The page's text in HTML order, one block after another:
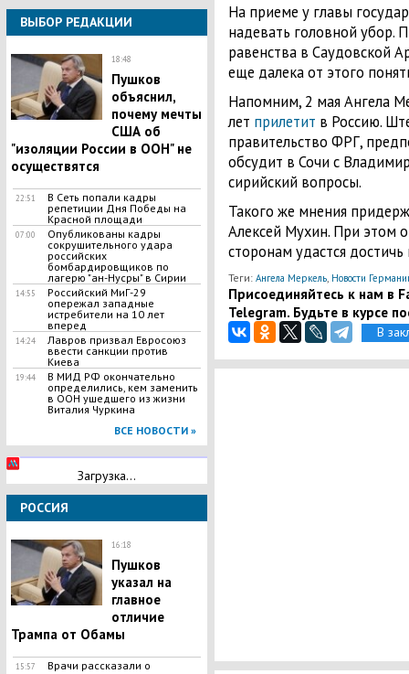
ВЫБОР РЕДАКЦИИ
18:48
Пушков
объяснил,
почему мечты
США об
"изоляции России в ООН" не
осуществятся
22:51
В Сеть попали кадры
репетиции Дня Победы на
Красной площади
07:00
Опубликованы кадры
сокрушительного удара
российских
бомбардировщиков по
лагерю "ан-Нусры" в Сирии
14:55
Российский МиГ-29
опережал западные
истребители на 10 лет
вперед
14:24
Лавров призвал Евросоюз
ввести санкции против
Киева
19:44
В МИД РФ окончательно
определились, кем заменить
в ООН ушедшего из жизни
Виталия Чуркина
ВСЕ НОВОСТИ »
Загрузка...
РОССИЯ
16:18
Пушков
указал на
главное
отличие
Трампа от Обамы
15:57
Врачи рассказали о
На приеме у главы
надевать головной убор.
равенства в Саудовской
еще далека от этого
Напомним, 2 мая Ангела
лет прилетит в Россию.
правительство ФРГ,
обсудит в Сочи с
сирийский вопросы.
Такого же мнения
Алексей Мухин. При этом
сторонам удастся
Теги: Ангела Меркель, Новости
Присоединяйтесь к нам в
Telegram. Будьте в курсе
В